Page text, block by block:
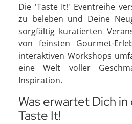
Die 'Taste It!' Eventreihe
zu beleben und Deine
sorgfältig kuratierten
von feinsten Gourmet-
interaktiven Workshops
eine Welt voller
Inspiration.
Was erwartet Dich
Taste It!